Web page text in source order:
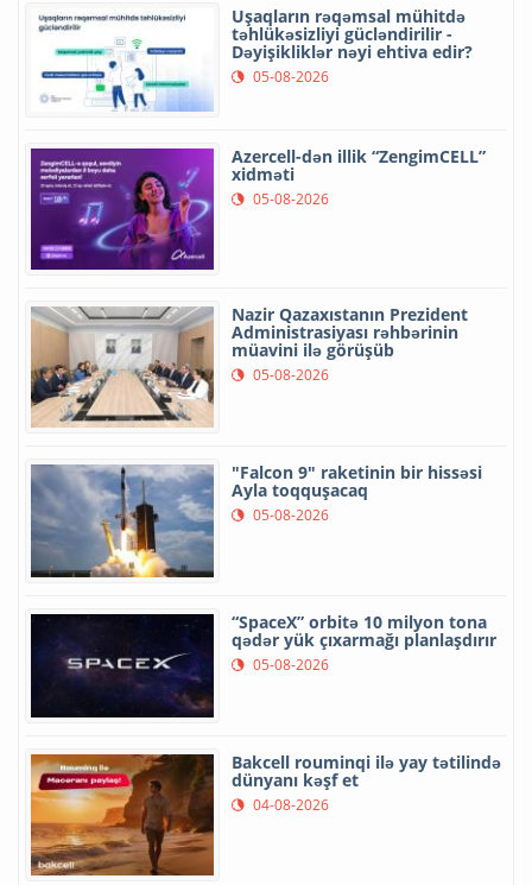
Uşaqların rəqəmsal mühitdə
təhlükəsizliyi gücləndirilir -
Dəyişikliklər nəyi ehtiva edir?
05-08-2026
Azercell-dən illik “ZengimCELL”
xidməti
05-08-2026
Nazir Qazaxıstanın Prezident
Administrasiyası rəhbərinin
müavini ilə görüşüb
05-08-2026
"Falcon 9" raketinin bir hissəsi
Ayla toqquşacaq
05-08-2026
“SpaceX” orbitə 10 milyon tona
qədər yük çıxarmağı planlaşdırır
05-08-2026
Bakcell rouminqi ilə yay tətilində
dünyanı kəşf et
04-08-2026